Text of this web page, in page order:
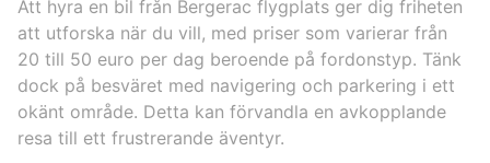
Att hyra en bil från Bergerac flygplats ger dig friheten
att utforska när du vill, med priser som varierar från
20 till 50 euro per dag beroende på fordonstyp. Tänk
dock på besväret med navigering och parkering i ett
okänt område. Detta kan förvandla en avkopplande
resa till ett frustrerande äventyr.